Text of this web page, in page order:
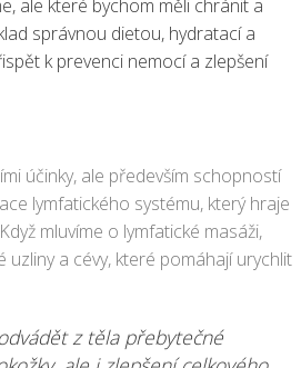
ale které bychom měli chránit a
správnou dietou, hydratací a
k prevenci nemocí a zlepšení
účinky, ale především schopností
lymfatického systému, který hraje
mluvíme o lymfatické masáži,
a cévy, které pomáhají urychlit
z těla přebytečné